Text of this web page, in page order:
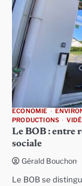
ECONOMIE
PRODUCTIONS
Le BOB : entre
sociale
Gérald Bouchon
Le BOB se